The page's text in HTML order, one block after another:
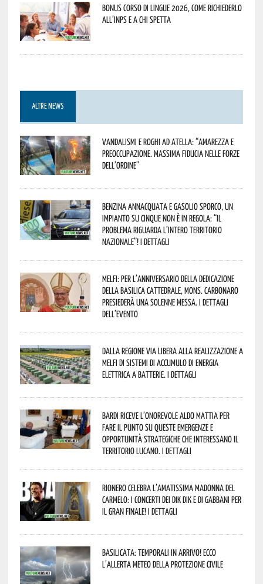
Bonus corso di lingue 2026, come richiederlo
all’INPS e a chi spetta
ALTRE NEWS
Vandalismi e roghi ad Atella: “Amarezza e
preoccupazione. Massima fiducia nelle Forze
dell’Ordine”
Benzina annacquata e gasolio sporco, un
impianto su cinque non è in regola: “il
problema riguarda l’intero territorio
Nazionale”! I dettagli
Melfi: per l’anniversario della Dedicazione
della Basilica Cattedrale, Mons. Carbonaro
presiederà una solenne messa. I dettagli
dell’evento
Dalla Regione via libera alla realizzazione a
Melfi di sistemi di accumulo di energia
elettrica a batterie. I dettagli
Bardi riceve l’onorevole Aldo Mattia per
fare il punto su queste emergenze e
opportunità strategiche che interessano il
territorio lucano. I dettagli
Rionero celebra l’amatissima Madonna del
Carmelo: i concerti dei DIK DIK e di Gabbani per
il gran finale! I dettagli
Basilicata: temporali in arrivo! Ecco
l’allerta meteo della Protezione civile